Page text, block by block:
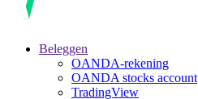
Beleggen
OANDA-rekening
OANDA stocks account
TradingView